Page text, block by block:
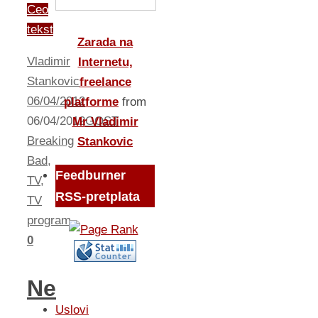
Ceo
tekst
Vladimir
Stankovic
06/04/2012
06/04/2012GOST
Breaking
Bad,
TV,
TV
program
0
Ne
Zarada na
Internetu,
freelance
platforme from
Mr Vladimir
Stankovic
Feedburner
RSS-pretplata
Uslovi